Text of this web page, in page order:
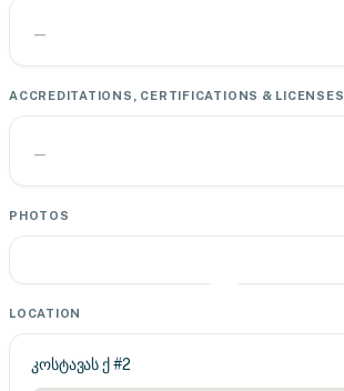
—
ACCREDITATIONS, CERTIFICATIONS & LICENSES
—
PHOTOS
LOCATION
კოსტავას ქ #2